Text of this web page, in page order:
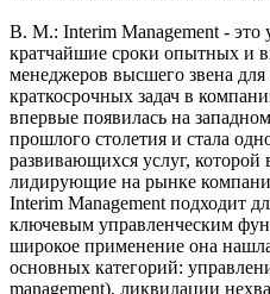
В. М.: Interim Management - это
кратчайшие сроки опытных и
менеджеров высшего звена
краткосрочных задач в
впервые появилась на
прошлого столетия и стала
развивающихся услуг,
лидирующие на рынке
Interim Management подходит
ключевым управленческим
широкое применение она
основных категорий:
management), ликвидации